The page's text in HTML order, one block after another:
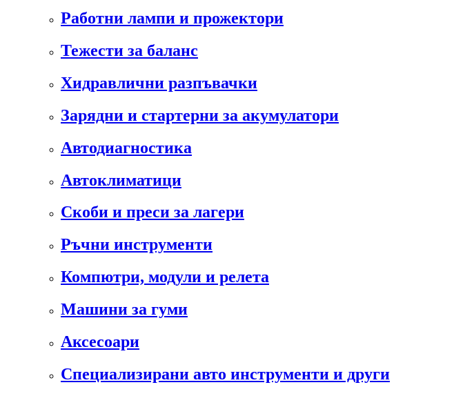
Работни лампи и прожектори
Тежести за баланс
Хидравлични разпъвачки
Зарядни и стартерни за акумулатори
Автодиагностика
Автоклиматици
Скоби и преси за лагери
Ръчни инструменти
Компютри, модули и релета
Машини за гуми
Аксесоари
Специализирани авто инструменти и други